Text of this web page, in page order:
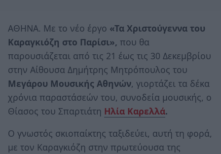
ΑΘΗΝΑ. Mε το νέο έργο «Τα Χριστούγεννα του
Καραγκιόζη στο Παρίσι», που θα
παρουσιάζεται από τις 21 έως τις 30 Δεκεμβρίου
στην Αίθουσα Δημήτρης Μητρόπουλος του
Μεγάρου Μουσικής Αθηνών, γιορτάζει τα δέκα
χρόνια παραστάσεών του, συνοδεία μουσικής, ο
Θίασος του Σπαρτιάτη Ηλία Καρελλά.
Ο γνωστός σκιοπαίκτης ταξιδεύει, αυτή τη φορά,
με τον Καραγκιόζη στην πρωτεύουσα της